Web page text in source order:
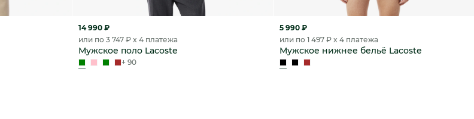
14 990 ₽
или по 3 747 ₽ x 4 платежа
Мужское поло Lacoste
+ 90
5 990 ₽
или по 1 497 ₽ x 4 платежа
Мужское нижнее бельё Lacoste